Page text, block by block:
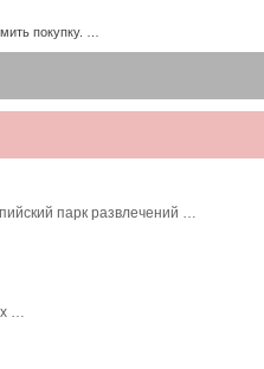
покупку. …
парк развлечений …
…